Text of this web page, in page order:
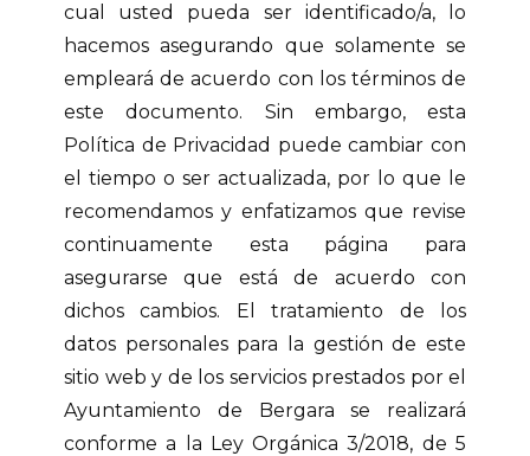
cual usted pueda ser identificado/a, lo
hacemos asegurando que solamente se
empleará de acuerdo con los términos de
este documento. Sin embargo, esta
Política de Privacidad puede cambiar con
el tiempo o ser actualizada, por lo que le
recomendamos y enfatizamos que revise
continuamente esta página para
asegurarse que está de acuerdo con
dichos cambios. El tratamiento de los
datos personales para la gestión de este
sitio web y de los servicios prestados por el
Ayuntamiento de Bergara se realizará
conforme a la Ley Orgánica 3/2018, de 5